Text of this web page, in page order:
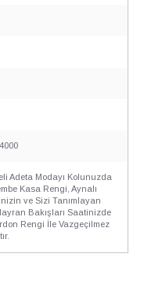
Adeta Modayı Kolunuzda
Kasa Rengi, Aynalı
ve Sizi Tanımlayan
Bakışları Saatinizde
Rengi İle Vazgeçilmez